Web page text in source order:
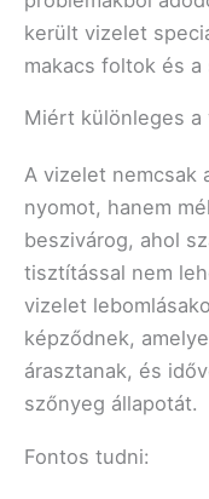
került vizelet
makacs foltok és
Miért különleges a
A vizelet nemcsak
nyomot, hanem
beszivárog, ahol
tisztítással nem
vizelet
képződnek,
árasztanak, és
szőnyeg állapotát.
Fontos tudni: